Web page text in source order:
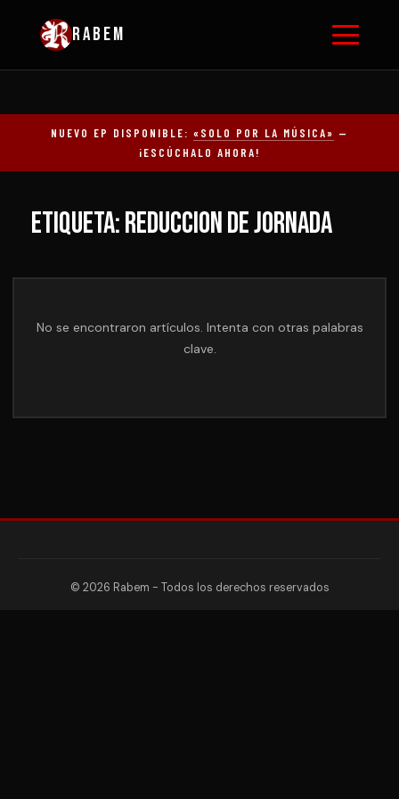
NUEVO EP DISPONIBLE: «SOLO POR LA MÚSICA» —
¡ESCÚCHALO AHORA!
RABEM
Etiqueta: reduccion de jornada
No se encontraron artículos. Intenta con otras palabras
clave.
© 2026 Rabem - Todos los derechos reservados